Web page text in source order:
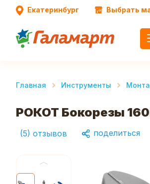
Екатеринбург Выбрать
Главная Инструменты
РОКОТ Бокорезы
(5) отзывов поделиться